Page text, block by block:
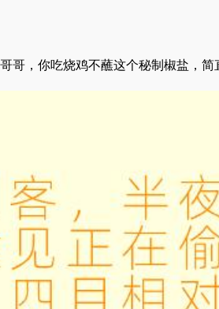
哥，你吃烧鸡不蘸这个秘制椒盐，简